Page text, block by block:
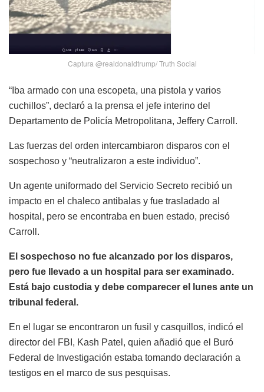
Captura @realdonaldtrump/ Truth Social
“Iba armado con una escopeta, una pistola y varios
cuchillos”, declaró a la prensa el jefe interino del
Departamento de Policía Metropolitana, Jeffery Carroll.
Las fuerzas del orden intercambiaron disparos con el
sospechoso y “neutralizaron a este individuo”.
Un agente uniformado del Servicio Secreto recibió un
impacto en el chaleco antibalas y fue trasladado al
hospital, pero se encontraba en buen estado, precisó
Carroll.
El sospechoso no fue alcanzado por los disparos,
pero fue llevado a un hospital para ser examinado.
Está bajo custodia y debe comparecer el lunes ante un
tribunal federal.
En el lugar se encontraron un fusil y casquillos, indicó el
director del FBI, Kash Patel, quien añadió que el Buró
Federal de Investigación estaba tomando declaración a
testigos en el marco de sus pesquisas.